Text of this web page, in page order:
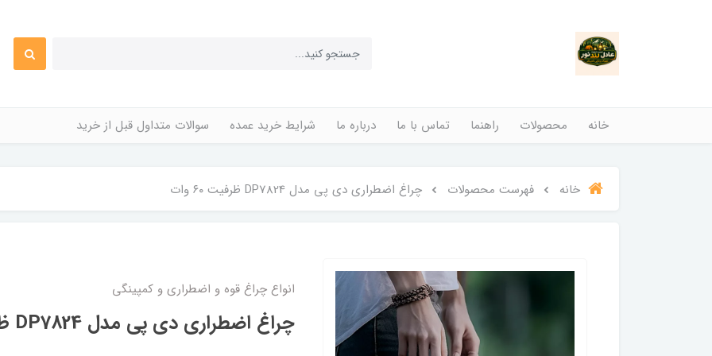
خانه محصولات راهنما تماس با ما درباره ما شرایط خرید عمده سوالات متداول قبل از خرید
خانه فهرست محصولات چراغ اضطراری دی پی مدل DP7824 ظرفیت ۶۰ وات
انواع چراغ قوه و اضطراری و کمپینگی
چراغ اضطراری دی پی مدل DP7824 ظرفیت ۶۰ وات